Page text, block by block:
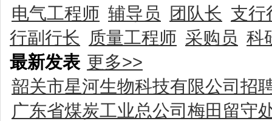
电气工程师 辅导员 团队长 支行
行副行长
质量工程师 采购员 科
最新发表 更多>>
韶关市星河生物科技有限公司招
广东省煤炭工业总公司梅田留守